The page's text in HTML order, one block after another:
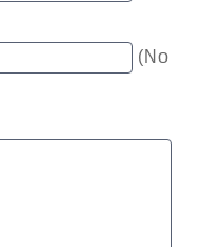
(No